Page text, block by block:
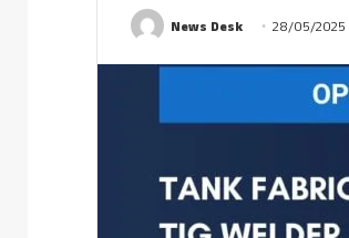
News Desk 28/05/2025